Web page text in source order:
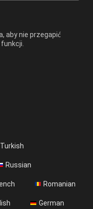
aby nie przegapić
Turkish
Russian
Romanian
German